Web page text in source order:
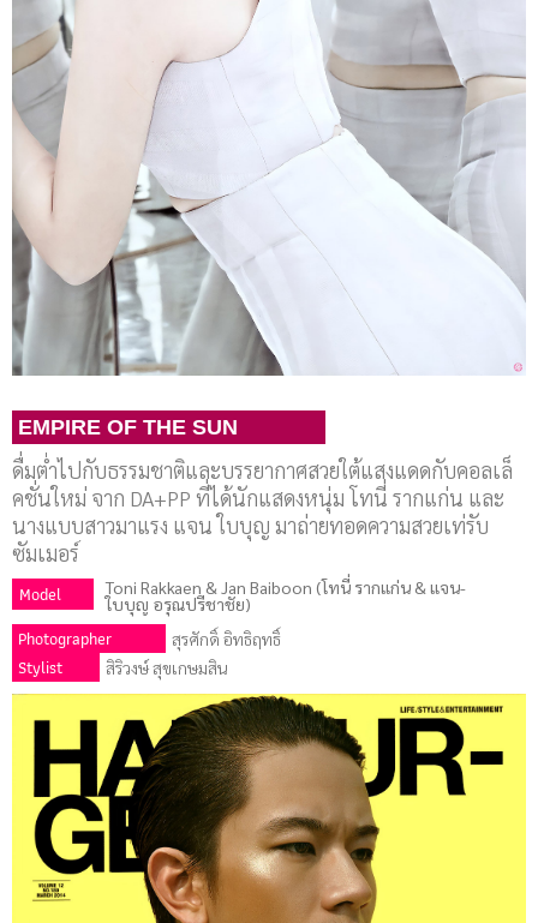
EMPIRE OF THE SUN
ดื่มต่ำไปกับธรรมชาติและบรรยากาศสวยใต้แสงแดดกับคอลเล็
คชั่นใหม่ จาก DA+PP ที่ได้นักแสดงหนุ่ม โทนี่ รากแก่น และ
นางแบบสาวมาแรง แจน ใบบุญ มาถ่ายทอดความสวยเท่รับ
ซัมเมอร์
Model Toni Rakkaen & Jan Baiboon (โทนี่ รากแก่น & แจน-
ใบบุญ อรุณปรีชาชัย)
Photographer สุรศักดิ์ อิทธิฤทธิ์
Stylist สิริวงษ์ สุขเกษมสิน